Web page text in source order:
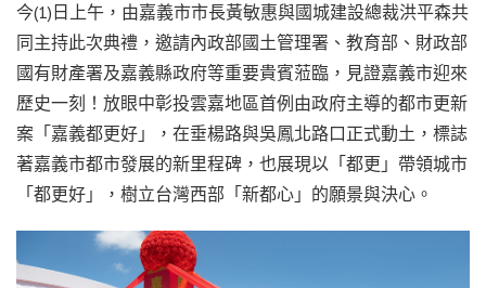
今(1)日上午，由嘉義市市長黃敏惠與國城建設總裁洪平森共
同主持此次典禮，邀請內政部國土管理署、教育部、財政部
國有財產署及嘉義縣政府等重要貴賓蒞臨，見證嘉義市迎來
歷史一刻！放眼中彰投雲嘉地區首例由政府主導的都市更新
案「嘉義都更好」，在垂楊路與吳鳳北路口正式動土，標誌
著嘉義市都市發展的新里程碑，也展現以「都更」帶領城市
「都更好」，樹立台灣西部「新都心」的願景與決心。